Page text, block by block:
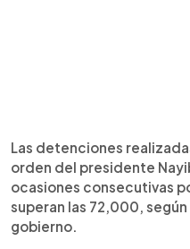
Las detenciones
orden del presidente
ocasiones consecutivas
superan las 72,000,
gobierno.